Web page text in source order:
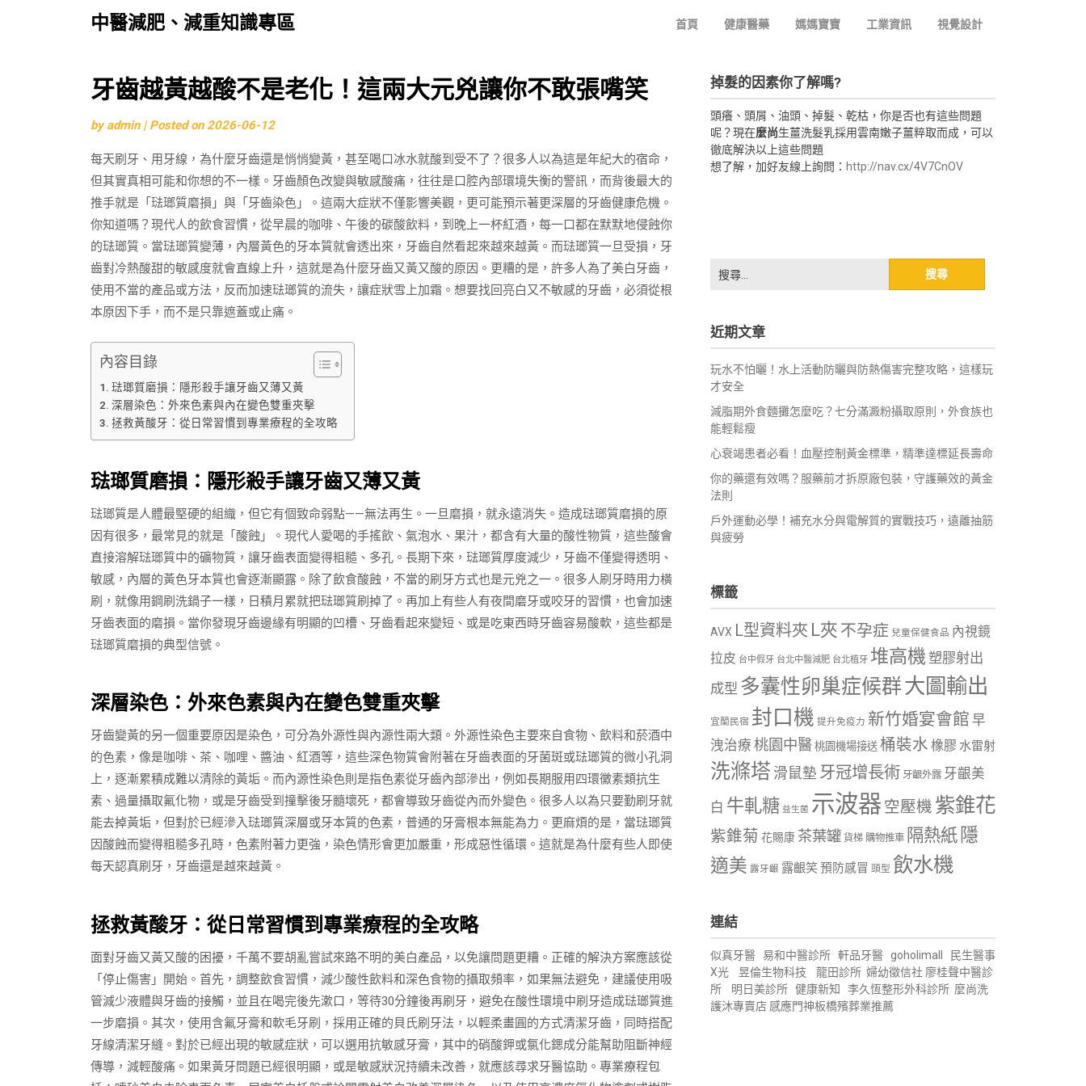
中醫減肥、減重知識專區 首頁 健康醫藥 媽媽寶寶 工業資訊 視覺設計
Skip
content
牙齒越黃越酸不是老化！這兩大元兇讓你不敢張嘴笑
byadmin | Posted on2026-06-12
每天刷牙、用牙線，為什麼牙齒還是悄悄變黃，甚至喝口冰水就酸到受不了？很多人以為這是年紀大的宿命，
但其實真相可能和你想的不一樣。牙齒顏色改變與敏感酸痛，往往是口腔內部環境失衡的警訊，而背後最大的
推手就是「琺瑯質磨損」與「牙齒染色」。這兩大症狀不僅影響美觀，更可能預示著更深層的牙齒健康危機。
你知道嗎？現代人的飲食習慣，從早晨的咖啡、午後的碳酸飲料，到晚上一杯紅酒，每一口都在默默地侵蝕你
的琺瑯質。當琺瑯質變薄，內層黃色的牙本質就會透出來，牙齒自然看起來越來越黃。而琺瑯質一旦受損，牙
齒對冷熱酸甜的敏感度就會直線上升，這就是為什麼牙齒又黃又酸的原因。更糟的是，許多人為了美白牙齒，
使用不當的產品或方法，反而加速琺瑯質的流失，讓症狀雪上加霜。想要找回亮白又不敏感的牙齒，必須從根
本原因下手，而不是只靠遮蓋或止痛。
內容目錄
琺瑯質磨損：隱形殺手讓牙齒又薄又黃
深層染色：外來色素與內在變色雙重夾擊
拯救黃酸牙：從日常習慣到專業療程的全攻略
琺瑯質磨損：隱形殺手讓牙齒又薄又黃
琺瑯質是人體最堅硬的組織，但它有個致命弱點——無法再生。一旦磨損，就永遠消失。造成琺瑯質磨損的原
因有很多，最常見的就是「酸蝕」。現代人愛喝的手搖飲、氣泡水、果汁，都含有大量的酸性物質，這些酸會
直接溶解琺瑯質中的礦物質，讓牙齒表面變得粗糙、多孔。長期下來，琺瑯質厚度減少，牙齒不僅變得透明、
敏感，內層的黃色牙本質也會逐漸顯露。除了飲食酸蝕，不當的刷牙方式也是元兇之一。很多人刷牙時用力橫
刷，就像用鋼刷洗鍋子一樣，日積月累就把琺瑯質刷掉了。再加上有些人有夜間磨牙或咬牙的習慣，也會加速
牙齒表面的磨損。當你發現牙齒邊緣有明顯的凹槽、牙齒看起來變短、或是吃東西時牙齒容易酸軟，這些都是
琺瑯質磨損的典型信號。
深層染色：外來色素與內在變色雙重夾擊
牙齒變黃的另一個重要原因是染色，可分為外源性與內源性兩大類。外源性染色主要來自食物、飲料和菸酒中
的色素，像是咖啡、茶、咖哩、醬油、紅酒等，這些深色物質會附著在牙齒表面的牙菌斑或琺瑯質的微小孔洞
上，逐漸累積成難以清除的黃垢。而內源性染色則是指色素從牙齒內部滲出，例如長期服用四環黴素類抗生
素、過量攝取氟化物，或是牙齒受到撞擊後牙髓壞死，都會導致牙齒從內而外變色。很多人以為只要勤刷牙就
能去掉黃垢，但對於已經滲入琺瑯質深層或牙本質的色素，普通的牙膏根本無能為力。更麻煩的是，當琺瑯質
因酸蝕而變得粗糙多孔時，色素附著力更強，染色情形會更加嚴重，形成惡性循環。這就是為什麼有些人即使
每天認真刷牙，牙齒還是越來越黃。
拯救黃酸牙：從日常習慣到專業療程的全攻略
面對牙齒又黃又酸的困擾，千萬不要胡亂嘗試來路不明的美白產品，以免讓問題更糟。正確的解決方案應該從
「停止傷害」開始。首先，調整飲食習慣，減少酸性飲料和深色食物的攝取頻率，如果無法避免，建議使用吸
管減少液體與牙齒的接觸，並且在喝完後先漱口，等待30分鐘後再刷牙，避免在酸性環境中刷牙造成琺瑯質進
一步磨損。其次，使用含氟牙膏和軟毛牙刷，採用正確的貝氏刷牙法，以輕柔畫圓的方式清潔牙齒，同時搭配
牙線清潔牙縫。對於已經出現的敏感症狀，可以選用抗敏感牙膏，其中的硝酸鉀或氯化鍶成分能幫助阻斷神經
傳導，減輕酸痛。如果黃牙問題已經很明顯，或是敏感狀況持續未改善，就應該尋求牙醫協助。專業療程包
掉髮的因素你了解嗎?
頭癢、頭屑、油頭、掉髮、乾枯，你是否也有這些問題
呢？現在麼尚生薑洗髮乳採用雲南嫩子薑粹取而成，可以
徹底解決以上這些問題
想了解，加好友線上詢問： http://nav.cx/4V7CnOV
搜
尋
字:
近期文章
玩水不怕曬！水上活動防曬與防熱傷害完整攻略，這樣玩
才安全
減脂期外食麵攤怎麼吃？七分滿澱粉攝取原則，外食族也
能輕鬆瘦
心衰竭患者必看！血壓控制黃金標準，精準達標延長壽命
你的藥還有效嗎？服藥前才拆原廠包裝，守護藥效的黃金
法則
戶外運動必學！補充水分與電解質的實戰技巧，遠離抽筋
與疲勞
標籤
AVX L型資料夾 L夾 不孕症 兒童保健食品 內視鏡
拉皮 台中假牙 台北中醫減肥 台北植牙 堆高機塑膠射出
成型 多囊性卵巢症候群大圖輸出
宜蘭民宿 封口機 提升免疫力 新竹婚宴會館 早
洩治療 桃園中醫 桃園機場接送 桶裝水 橡膠 水雷射
洗滌塔 滑鼠墊 牙冠增長術 牙齦外露 牙齦美
白 牛軋糖 益生菌 示波器 空壓機 紫錐花
紫錐菊 花賜康 茶葉罐 貨梯 購物推車 隔熱紙 隱
適美 露牙齦 露齦笑預防感冒 頭型 飲水機
連結
似真牙醫 易和中醫診所 軒品牙醫 goholimall
民生醫事
X光
昱倫生物科技 龍田診所 婦幼徵信社 廖桂聲中醫診
所
明日美診所 健康新知 李久恆整形外科診所 麼尚洗
護沐專賣店 感應門神板橋殯葬業推薦